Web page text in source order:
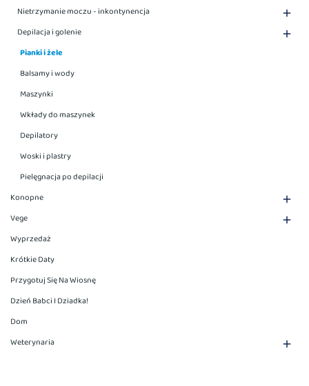
Nietrzymanie moczu - inkontynencja 
Depilacja i golenie 
Pianki i żele
Balsamy i wody
Maszynki
Wkłady do maszynek
Depilatory
Woski i plastry
Pielęgnacja po depilacji
Konopne

Vege 
Wyprzedaż
Krótkie Daty
Przygotuj Się Na Wiosnę
Dzień Babci I Dziadka!
Dom
Weterynaria
